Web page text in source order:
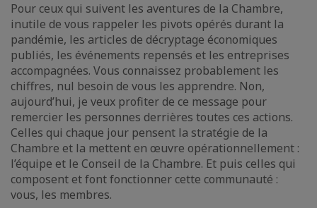
Pour ceux qui suivent les aventures de la Chambre,
inutile de vous rappeler les pivots opérés durant la
pandémie, les articles de décryptage économiques
publiés, les événements repensés et les entreprises
accompagnées. Vous connaissez probablement les
chiffres, nul besoin de vous les apprendre. Non,
aujourd’hui, je veux profiter de ce message pour
remercier les personnes derrières toutes ces actions.
Celles qui chaque jour pensent la stratégie de la
Chambre et la mettent en œuvre opérationnellement :
l’équipe et le Conseil de la Chambre. Et puis celles qui
composent et font fonctionner cette communauté :
vous, les membres.